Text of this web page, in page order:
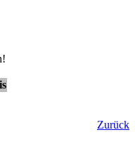
Zurück